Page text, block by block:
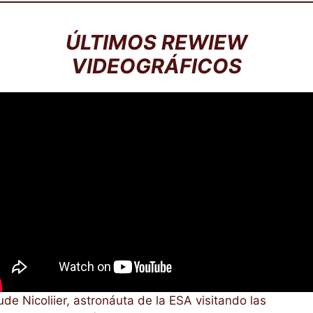
ÚLTIMOS REWIEW
VIDEOGRÁFICOS
Nicoliier, astronáuta de la ESA visitando las